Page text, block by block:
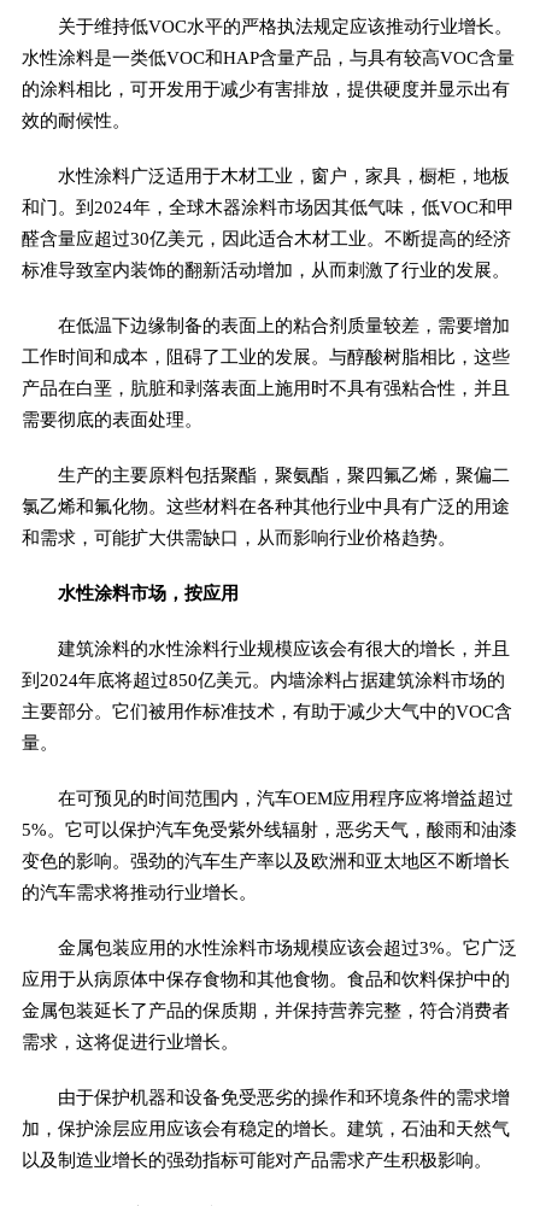
关于维持低VOC水平的严格执法规定应该推动行业增长。
水性涂料是一类低VOC和HAP含量产品，与具有较高VOC含量
的涂料相比，可开发用于减少有害排放，提供硬度并显示出有
效的耐候性。
水性涂料广泛适用于木材工业，窗户，家具，橱柜，地板
和门。到2024年，全球木器涂料市场因其低气味，低VOC和甲
醛含量应超过30亿美元，因此适合木材工业。不断提高的经济
标准导致室内装饰的翻新活动增加，从而刺激了行业的发展。
在低温下边缘制备的表面上的粘合剂质量较差，需要增加
工作时间和成本，阻碍了工业的发展。与醇酸树脂相比，这些
产品在白垩，肮脏和剥落表面上施用时不具有强粘合性，并且
需要彻底的表面处理。
生产的主要原料包括聚酯，聚氨酯，聚四氟乙烯，聚偏二
氯乙烯和氟化物。这些材料在各种其他行业中具有广泛的用途
和需求，可能扩大供需缺口，从而影响行业价格趋势。
水性涂料市场，按应用
建筑涂料的水性涂料行业规模应该会有很大的增长，并且
到2024年底将超过850亿美元。内墙涂料占据建筑涂料市场的
主要部分。它们被用作标准技术，有助于减少大气中的VOC含
量。
在可预见的时间范围内，汽车OEM应用程序应将增益超过
5%。它可以保护汽车免受紫外线辐射，恶劣天气，酸雨和油漆
变色的影响。强劲的汽车生产率以及欧洲和亚太地区不断增长
的汽车需求将推动行业增长。
金属包装应用的水性涂料市场规模应该会超过3%。它广泛
应用于从病原体中保存食物和其他食物。食品和饮料保护中的
金属包装延长了产品的保质期，并保持营养完整，符合消费者
需求，这将促进行业增长。
由于保护机器和设备免受恶劣的操作和环境条件的需求增
加，保护涂层应用应该会有稳定的增长。建筑，石油和天然气
以及制造业增长的强劲指标可能对产品需求产生积极影响。